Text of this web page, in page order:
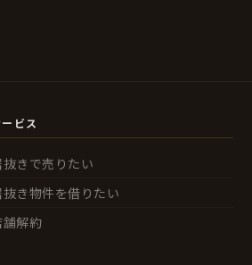
ビス
抜きで売りたい
抜き物件を借りたい
舗解約